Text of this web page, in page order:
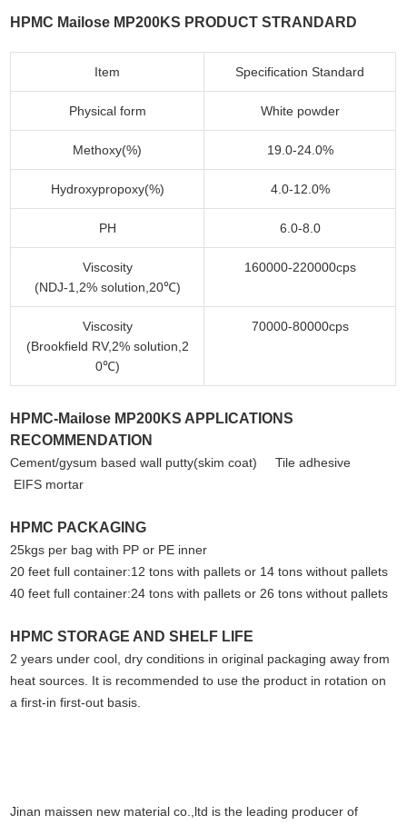
HPMC Mailose MP200KS PRODUCT STRANDARD
Item Specification Standard
Physical form White powder
Methoxy(%) 19.0-24.0%
Hydroxypropoxy(%) 4.0-12.0%
PH 6.0-8.0
Viscosity
(NDJ-1,2% solution,20℃)
160000-220000cps
Viscosity
(Brookfield RV,2% solution,2
0℃)
70000-80000cps
HPMC-Mailose MP200KS APPLICATIONS
RECOMMENDATION
Cement/gysum based wall putty(skim coat) Tile adhesive
EIFS mortar
HPMC PACKAGING
25kgs per bag with PP or PE inner
20 feet full container:12 tons with pallets or 14 tons without pallets
40 feet full container:24 tons with pallets or 26 tons without pallets
HPMC STORAGE AND SHELF LIFE
2 years under cool, dry conditions in original packaging away from
heat sources. It is recommended to use the product in rotation on
a first-in first-out basis.
Jinan maissen new material co.,ltd is the leading producer of